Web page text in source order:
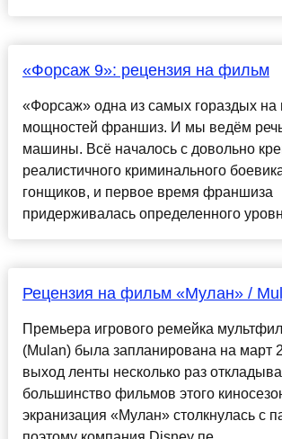
«Форсаж 9»: рецензия на фильм
«Форсаж» одна из самых гораздых на
мощностей франшиз. И мы ведём
машины. Всё началось с довольно
реалистичного криминального
гонщиков, и первое время франшиза
придерживалась определенного
Рецензия на фильм «Мулан» /
Премьера игрового ремейка
(Mulan) была запланирована на март
выход ленты несколько раз
большинство фильмов этого
экранизация «Мулан» столкнулась с